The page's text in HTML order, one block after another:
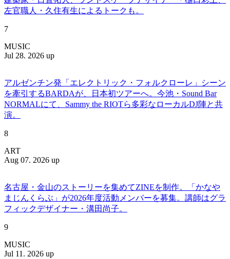
左官職人・久住有生によるトークも。
7
MUSIC
Jul 28. 2026 up
アルゼンチン発「エレクトリック・フォルクローレ」シーン
を牽引するBARDAが、日本初ツアーへ。今池・Sound Bar
NORMALにて、Sammy the RIOTら多彩なローカルDJ陣と共
演。
8
ART
Aug 07. 2026 up
名古屋・金山のストーリーを集めてZINEを制作。「かなや
まじんくらぶ」が2026年度活動メンバーを募集。講師はグラ
フィックデザイナー・溝田尚子。
9
MUSIC
Jul 11. 2026 up